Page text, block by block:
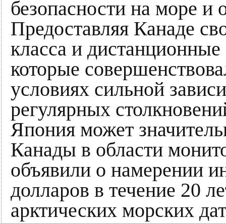
безопасности на море
Предоставляя Канаде
класса и
которые
условиях сильной
регулярных
Япония может
Канады в области
объявили о намерении
долларов в течение 20
арктических морских